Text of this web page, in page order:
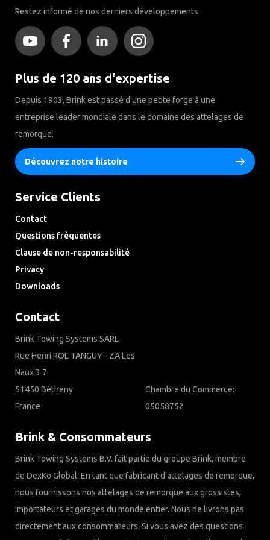
Restez informé de nos derniers développements.
Plus de 120 ans d'expertise
Depuis 1903, Brink est passé d'une petite forge à une
entreprise leader mondiale dans le domaine des attelages de
remorque.
Découvrez notre histoire
Service Clients
Contact
Questions fréquentes
Clause de non-responsabilité
Privacy
Downloads
Contact
Brink Towing Systems SARL
Rue Henri ROL TANGUY - ZA Les
Naux 3 7
51450 Bétheny
France
Chambre du Commerce:
05058752
Brink & Consommateurs
Brink Towing Systems B.V. fait partie du groupe Brink, membre
de DexKo Global. En tant que fabricant d'attelages de remorque,
nous fournissons nos attelages de remorque aux grossistes,
importateurs et garages du monde entier. Nous ne livrons pas
directement aux consommateurs. Si vous avez des questions